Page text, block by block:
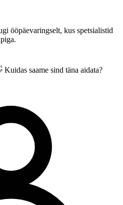
ööpäevaringselt, kus spetsialistid
Kuidas saame sind täna aidata?